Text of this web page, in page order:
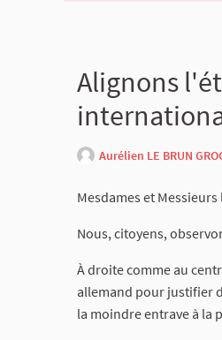
Alignons
Aurélien LE BRUN
Mesdames et
​Nous, citoyens,
​À droite comme au
allemand pour justifier
la moindre entrave à la